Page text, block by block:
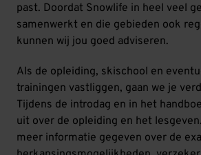
past. Doordat Snowlife in heel veel
samenwerkt en die gebieden ook
kunnen wij jou goed adviseren.
Als de opleiding, skischool en
trainingen vastliggen, gaan we je
Tijdens de introdag en in het
uit over de opleiding en het
meer informatie gegeven over de